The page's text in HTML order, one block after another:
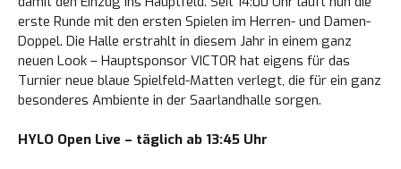
erste Runde mit den ersten Spielen im Herren- und Damen-
Doppel. Die Halle erstrahlt in diesem Jahr in einem ganz
neuen Look – Hauptsponsor VICTOR hat eigens für das
Turnier neue blaue Spielfeld-Matten verlegt, die für ein ganz
besonderes Ambiente in der Saarlandhalle sorgen.
HYLO Open Live – täglich ab 13:45 Uhr